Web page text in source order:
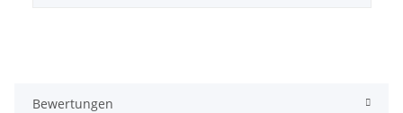
Bewertungen